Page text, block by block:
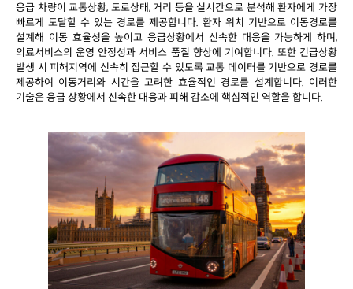
응급 차량이 교통상황, 도로상태, 거리 등을 실시간으로 분석해 환자에게 가장
빠르게 도달할 수 있는 경로를 제공합니다. 환자 위치 기반으로 이동경로를
설계해 이동 효율성을 높이고 응급상황에서 신속한 대응을 가능하게 하며,
의료서비스의 운영 안정성과 서비스 품질 향상에 기여합니다. 또한 긴급상황
발생 시 피해지역에 신속히 접근할 수 있도록 교통 데이터를 기반으로 경로를
제공하여 이동거리와 시간을 고려한 효율적인 경로를 설계합니다. 이러한
기술은 응급 상황에서 신속한 대응과 피해 감소에 핵심적인 역할을 합니다.